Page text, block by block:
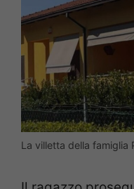
La villetta della famiglia